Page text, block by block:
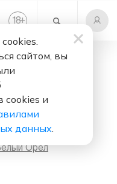
18+
бесплатно
Орел
сайтом, вы
cookies и
данных.